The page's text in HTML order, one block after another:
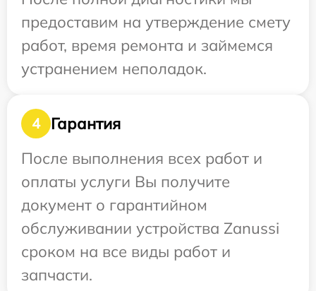
предоставим на утверждение смету
работ, время ремонта и займемся
устранением неполадок.
4
Гарантия
После выполнения всех работ и
оплаты услуги Вы получите
документ о гарантийном
обслуживании устройства Zanussi
сроком на все виды работ и
запчасти.